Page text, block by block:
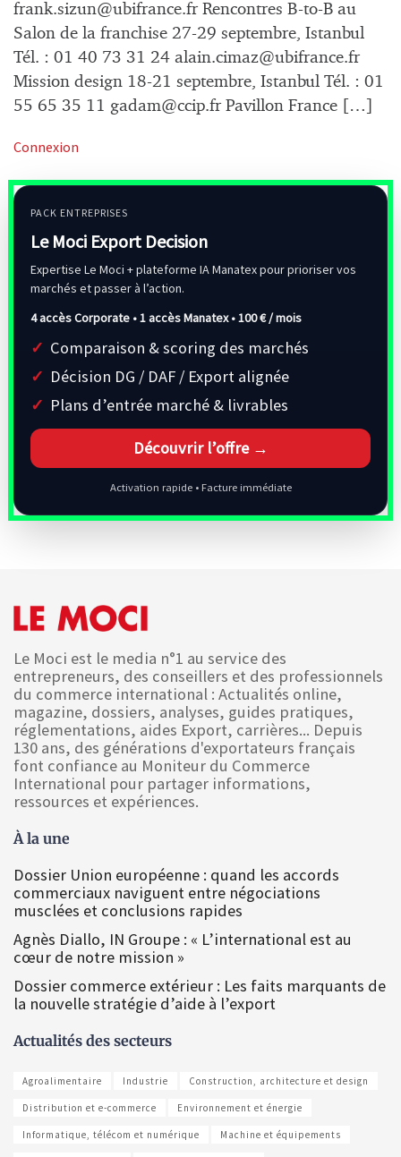
frank.sizun@ubifrance.frRencontres B-to-B au
Salon de la franchise 27-29 septembre, Istanbul
Tél. : 01 40 73 31 24 alain.cimaz@ubifrance.fr
Mission design 18-21 septembre, Istanbul Tél. : 01
55 65 35 11 gadam@ccip.frPavillon France […]
Connexion
PACK ENTREPRISES
Le Moci Export Decision
Expertise Le Moci + plateforme IA Manatex pour prioriser vos
marchés et passer à l’action.
4 accès Corporate • 1 accès Manatex •100 € / mois
Comparaison & scoring des marchés
Décision DG / DAF / Export alignée
Plans d’entrée marché & livrables
Découvrir l’offre →
Activation rapide • Facture immédiate
Le Moci est le media n°1 au service des
entrepreneurs, des conseillers et des professionnels
du commerce international : Actualités online,
magazine, dossiers, analyses, guides pratiques,
réglementations, aides Export, carrières... Depuis
130 ans, des générations d'exportateurs français
font confiance au Moniteur du Commerce
International pour partager informations,
ressources et expériences.
À la une
Dossier Union européenne : quand les accords
commerciaux naviguent entre négociations
musclées et conclusions rapides
Agnès Diallo, IN Groupe : « L’international est au
cœur de notre mission »
Dossier commerce extérieur : Les faits marquants de
la nouvelle stratégie d’aide à l’export
Actualités des secteurs
Agroalimentaire Industrie Construction, architecture et design
Distribution et e-commerce Environnement et énergie
Informatique, télécom et numérique Machine et équipements